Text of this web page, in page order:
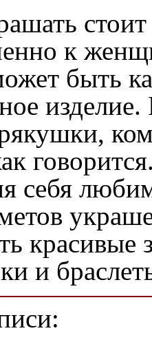
к
быть
себя
красивые
и